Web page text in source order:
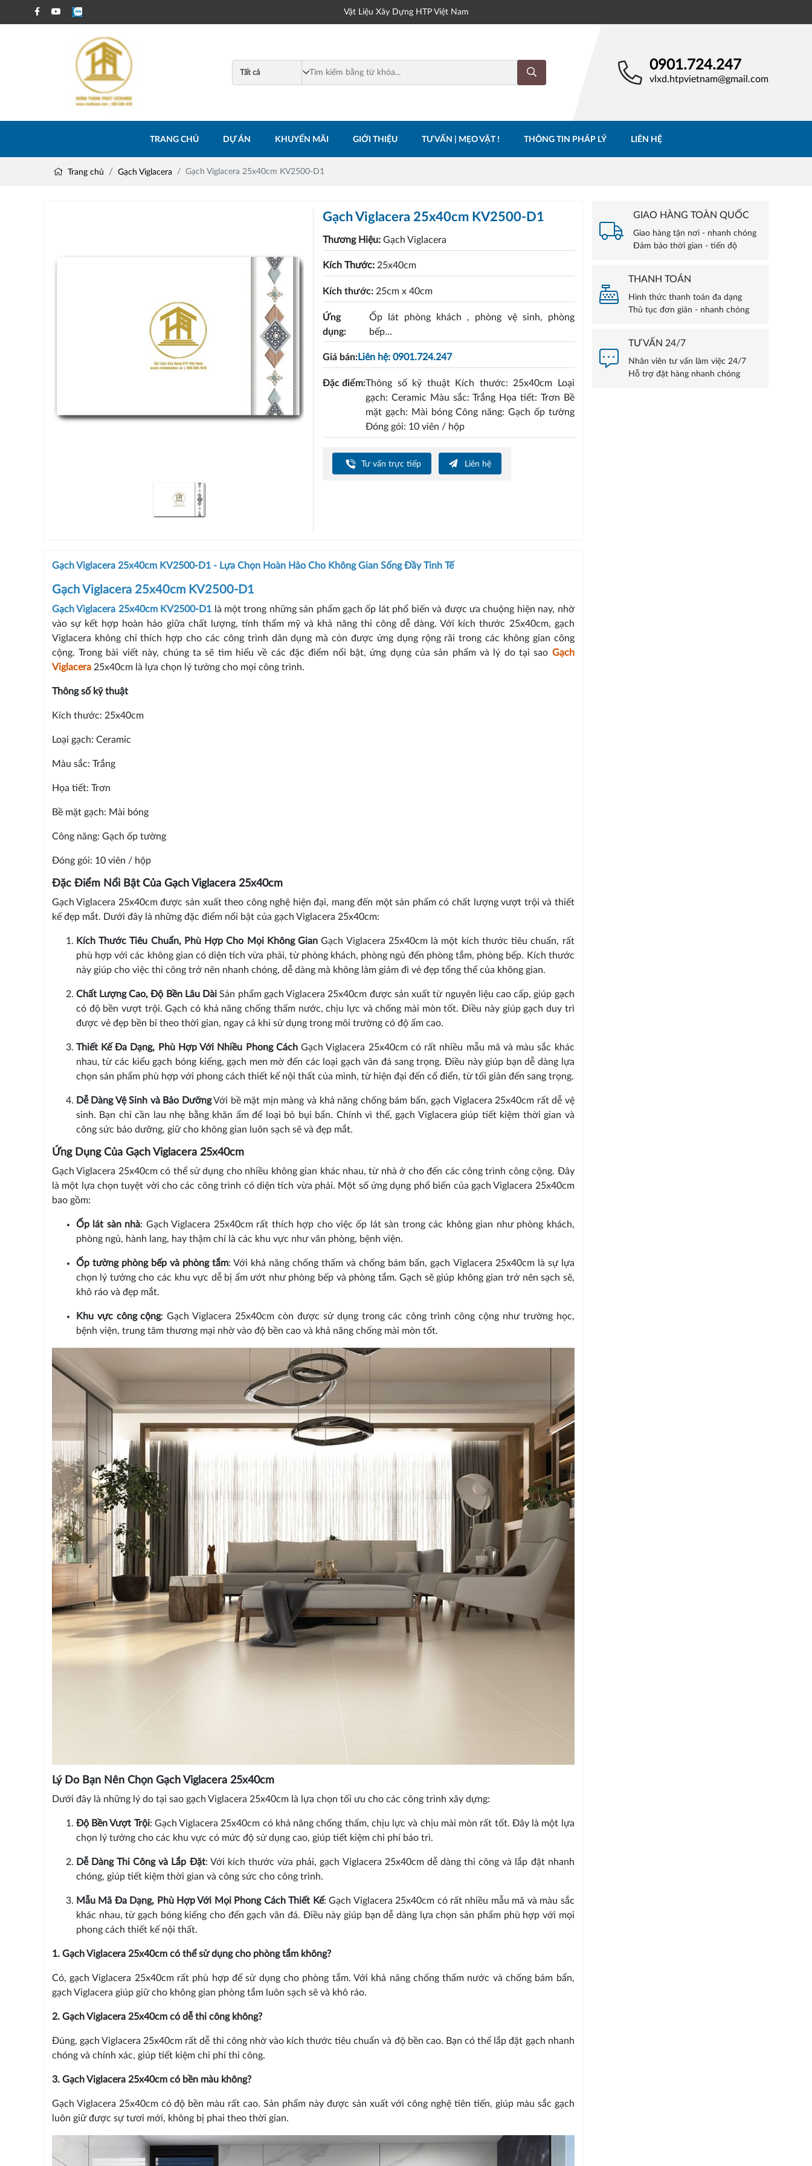
Vật Liệu Xây Dựng HTP Việt Nam
0901.724.247
vlxd.htpvietnam@gmail.com
TRANG CHỦ DỰ ÁN KHUYẾN MÃI GIỚI THIỆU TƯ VẤN | MẸO VẶT ! THÔNG TIN PHÁP LÝ LIÊN HỆ
Trang chủ Gạch Viglacera Gạch Viglacera 25x40cm KV2500-D1
Gạch Viglacera 25x40cm KV2500-D1
Thương Hiệu:Gạch Viglacera
Kích Thước:25x40cm
Kích thước: 25cm x 40cm
Ứng
dụng:
Ốp lát phòng khách , phòng vệ sinh, phòng
bếp...
Giá bán:Liên hệ: 0901.724.247
Đặc điểm:Thông số kỹ thuật Kích thước: 25x40cm Loại
gạch: Ceramic Màu sắc: Trắng Họa tiết: Trơn Bề
mặt gạch: Mài bóng Công năng: Gạch ốp tường
Đóng gói: 10 viên / hộp
Tư vấn trực tiếp Liên hệ
Gạch Viglacera 25x40cm KV2500-D1 - Lựa Chọn Hoàn Hảo Cho Không Gian Sống Đầy Tinh Tế
Gạch Viglacera 25x40cm KV2500-D1
Gạch Viglacera 25x40cm KV2500-D1 là một trong những sản phẩm gạch ốp lát phổ biến và được ưa chuộng hiện nay, nhờ
vào sự kết hợp hoàn hảo giữa chất lượng, tính thẩm mỹ và khả năng thi công dễ dàng. Với kích thước 25x40cm, gạch
Viglacera không chỉ thích hợp cho các công trình dân dụng mà còn được ứng dụng rộng rãi trong các không gian công
cộng. Trong bài viết này, chúng ta sẽ tìm hiểu về các đặc điểm nổi bật, ứng dụng của sản phẩm và lý do tại sao Gạch
Viglacera25x40cm là lựa chọn lý tưởng cho mọi công trình.
Thông số kỹ thuật
Kích thước: 25x40cm
Loại gạch: Ceramic
Màu sắc: Trắng
Họa tiết: Trơn
Bề mặt gạch: Mài bóng
Công năng: Gạch ốp tường
Đóng gói: 10 viên / hộp
Đặc Điểm Nổi Bật Của Gạch Viglacera 25x40cm
Gạch Viglacera 25x40cm được sản xuất theo công nghệ hiện đại, mang đến một sản phẩm có chất lượng vượt trội và thiết
kế đẹp mắt. Dưới đây là những đặc điểm nổi bật của gạch Viglacera 25x40cm:
Kích Thước Tiêu Chuẩn, Phù Hợp Cho Mọi Không Gian Gạch Viglacera 25x40cm là một kích thước tiêu chuẩn, rất
phù hợp với các không gian có diện tích vừa phải, từ phòng khách, phòng ngủ đến phòng tắm, phòng bếp. Kích thước
này giúp cho việc thi công trở nên nhanh chóng, dễ dàng mà không làm giảm đi vẻ đẹp tổng thể của không gian.
Chất Lượng Cao, Độ Bền Lâu Dài Sản phẩm gạch Viglacera 25x40cm được sản xuất từ nguyên liệu cao cấp, giúp gạch
có độ bền vượt trội. Gạch có khả năng chống thấm nước, chịu lực và chống mài mòn tốt. Điều này giúp gạch duy trì
được vẻ đẹp bền bỉ theo thời gian, ngay cả khi sử dụng trong môi trường có độ ẩm cao.
Thiết Kế Đa Dạng, Phù Hợp Với Nhiều Phong CáchGạch Viglacera 25x40cm có rất nhiều mẫu mã và màu sắc khác
nhau, từ các kiểu gạch bóng kiếng, gạch men mờ đến các loại gạch vân đá sang trọng. Điều này giúp bạn dễ dàng lựa
chọn sản phẩm phù hợp với phong cách thiết kế nội thất của mình, từ hiện đại đến cổ điển, từ tối giản đến sang trọng.
Dễ Dàng Vệ Sinh và Bảo DưỡngVới bề mặt mịn màng và khả năng chống bám bẩn, gạch Viglacera 25x40cm rất dễ vệ
sinh. Bạn chỉ cần lau nhẹ bằng khăn ẩm để loại bỏ bụi bẩn. Chính vì thế, gạch Viglacera giúp tiết kiệm thời gian và
công sức bảo dưỡng, giữ cho không gian luôn sạch sẽ và đẹp mắt.
Ứng Dụng Của Gạch Viglacera 25x40cm
Gạch Viglacera 25x40cm có thể sử dụng cho nhiều không gian khác nhau, từ nhà ở cho đến các công trình công cộng. Đây
là một lựa chọn tuyệt vời cho các công trình có diện tích vừa phải. Một số ứng dụng phổ biến của gạch Viglacera 25x40cm
bao gồm:
Ốp lát sàn nhà: Gạch Viglacera 25x40cm rất thích hợp cho việc ốp lát sàn trong các không gian như phòng khách,
phòng ngủ, hành lang, hay thậm chí là các khu vực như văn phòng, bệnh viện.
Ốp tường phòng bếp và phòng tắm: Với khả năng chống thấm và chống bám bẩn, gạch Viglacera 25x40cm là sự lựa
chọn lý tưởng cho các khu vực dễ bị ẩm ướt như phòng bếp và phòng tắm. Gạch sẽ giúp không gian trở nên sạch sẽ,
khô ráo và đẹp mắt.
Khu vực công cộng: Gạch Viglacera 25x40cm còn được sử dụng trong các công trình công cộng như trường học,
bệnh viện, trung tâm thương mại nhờ vào độ bền cao và khả năng chống mài mòn tốt.
Lý Do Bạn Nên Chọn Gạch Viglacera 25x40cm
Dưới đây là những lý do tại sao gạch Viglacera 25x40cm là lựa chọn tối ưu cho các công trình xây dựng:
Độ Bền Vượt Trội: Gạch Viglacera 25x40cm có khả năng chống thấm, chịu lực và chịu mài mòn rất tốt. Đây là một lựa
chọn lý tưởng cho các khu vực có mức độ sử dụng cao, giúp tiết kiệm chi phí bảo trì.
Dễ Dàng Thi Công và Lắp Đặt: Với kích thước vừa phải, gạch Viglacera 25x40cm dễ dàng thi công và lắp đặt nhanh
chóng, giúp tiết kiệm thời gian và công sức cho công trình.
Mẫu Mã Đa Dạng, Phù Hợp Với Mọi Phong Cách Thiết Kế: Gạch Viglacera 25x40cm có rất nhiều mẫu mã và màu sắc
khác nhau, từ gạch bóng kiếng cho đến gạch vân đá. Điều này giúp bạn dễ dàng lựa chọn sản phẩm phù hợp với mọi
phong cách thiết kế nội thất.
1. Gạch Viglacera 25x40cm có thể sử dụng cho phòng tắm không?
Có, gạch Viglacera 25x40cm rất phù hợp để sử dụng cho phòng tắm. Với khả năng chống thấm nước và chống bám bẩn,
gạch Viglacera giúp giữ cho không gian phòng tắm luôn sạch sẽ và khô ráo.
2. Gạch Viglacera 25x40cm có dễ thi công không?
Đúng, gạch Viglacera 25x40cm rất dễ thi công nhờ vào kích thước tiêu chuẩn và độ bền cao. Bạn có thể lắp đặt gạch nhanh
chóng và chính xác, giúp tiết kiệm chi phí thi công.
3. Gạch Viglacera 25x40cm có bền màu không?
Gạch Viglacera 25x40cm có độ bền màu rất cao. Sản phẩm này được sản xuất với công nghệ tiên tiến, giúp màu sắc gạch
luôn giữ được sự tươi mới, không bị phai theo thời gian.
GIAO HÀNG TOÀN QUỐC
Giao hàng tận nơi - nhanh chóng
Đảm bảo thời gian - tiến độ
THANH TOÁN
Hình thức thanh toán đa dạng
Thủ tục đơn giản - nhanh chóng
TƯ VẤN 24/7
Nhân viên tư vấn làm việc 24/7
Hỗ trợ đặt hàng nhanh chóng